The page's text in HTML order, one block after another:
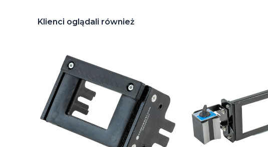
Klienci oglądali również